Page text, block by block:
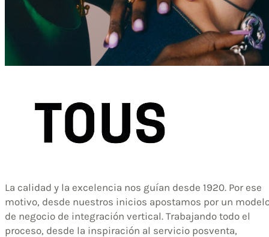
La calidad y la excelencia nos guían desde 1920. Por ese
motivo, desde nuestros inicios apostamos por un
de negocio de integración vertical. Trabajando todo el
proceso, desde la inspiración al servicio posventa,